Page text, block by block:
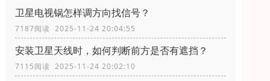
卫星电视锅怎样调方向找信号？
7187阅读 2025-11-24 20:04:55
安装卫星天线时，如何判断前方是否有遮挡？
7115阅读 2025-11-24 20:02:10